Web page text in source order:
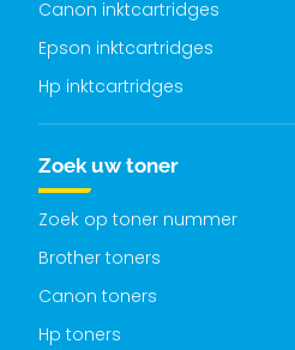
Canon inktcartridges
Epson inktcartridges
Hp inktcartridges
Zoek uw toner
Zoek op toner nummer
Brother toners
Canon toners
Hp toners